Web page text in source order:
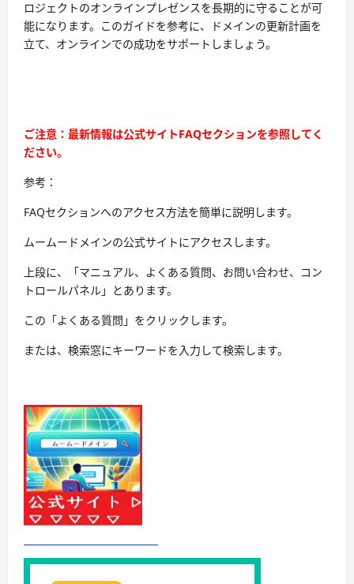
ロジェクトのオンラインプレゼンスを長期的に守ることが可
能になります。このガイドを参考に、ドメインの更新計画を
立て、オンラインでの成功をサポートしましょう。
ご注意：最新情報は公式サイトFAQセクションを参照してく
ださい。
参考：
FAQセクションへのアクセス方法を簡単に説明します。
ムームードメインの公式サイトにアクセスします。
上段に、「マニュアル、よくある質問、お問い合わせ、コン
トロールパネル」とあります。
この「よくある質問」をクリックします。
または、検索窓にキーワードを入力して検索します。